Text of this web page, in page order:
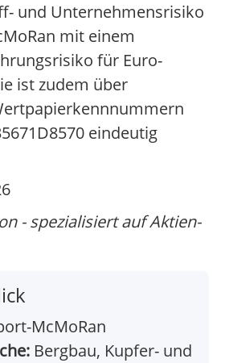
und Unternehmensrisiko
mit einem
für Euro-
ist zudem über
eindeutig
- spezialisiert auf Aktien-
McMoRan
Bergbau, Kupfer- und